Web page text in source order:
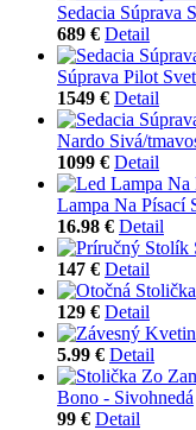
Sedacia Súprava
689 € Detail
Súprava Pilot
1549 € Detail
Nardo Sivá/
1099 € Detail
Lampa Na Písací
16.98 € Detail
147 € Detail
129 € Detail
5.99 € Detail
Bono - Sivohnedá
99 € Detail